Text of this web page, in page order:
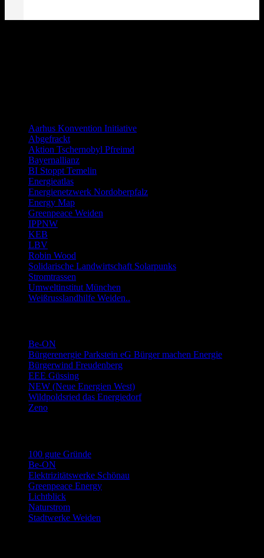
Aarhus Konvention Initiative
Abgefrackt
Aktion Tschernobyl Pfreimd
Bayernallianz
BI Stoppt Temelin
Energieatlas
Energienetzwerk Nordoberpfalz
Energy Map
Greenpeace Weiden
IPPNW
KEB
LBV
Robin Wood
Solidarische Landwirtschaft Solarpunks
Stromtrassen
Umweltinstitut München
Weißrusslandhilfe Weiden..
Be-ON
Bürgerenergie Parkstein eG Bürger machen Energie
Bürgerwind Freudenberg
EEE Güssing
NEW (Neue Energien West)
Wildpoldsried das Energiedorf
Zeno
100 gute Gründe
Be-ON
Elektrizitätswerke Schönau
Greenpeace Energy
Lichtblick
Naturstrom
Stadtwerke Weiden